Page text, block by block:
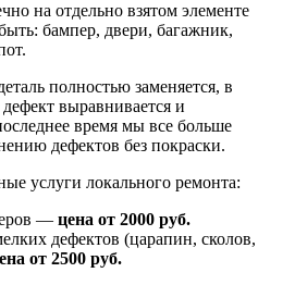
на отдельно взятом элементе
бампер, двери, багажник,
полностью заменяется, в
выравнивается и
время мы все больше
дефектов без покраски.
услуги локального ремонта:
— цена от 2000 руб.
дефектов (царапин, сколов,
от 2500 руб.